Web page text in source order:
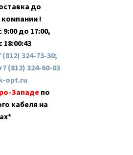
до
!
до 17:00,
18:00:44
(812) 324-73-30;
(812) 324-60-03
opt.ru
Западе по
кабеля на